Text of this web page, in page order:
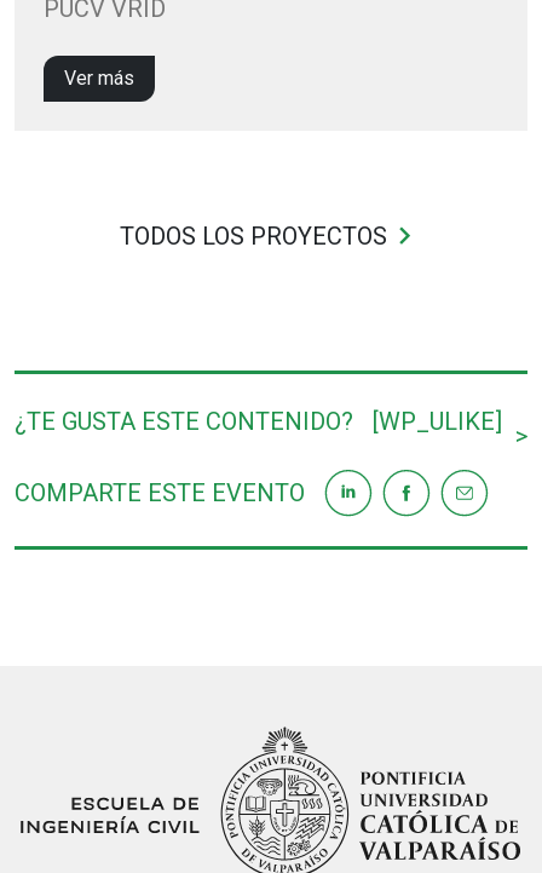
PUCV VRID
Ver más
TODOS LOS PROYECTOS keyboard_arrow_right
¿TE GUSTA ESTE CONTENIDO? [WP_ULIKE]
>
COMPARTE ESTE EVENTO